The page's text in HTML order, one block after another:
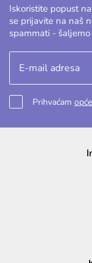
Iskoristite popust
se prijavite na naš
spammati -
Prihvaćam